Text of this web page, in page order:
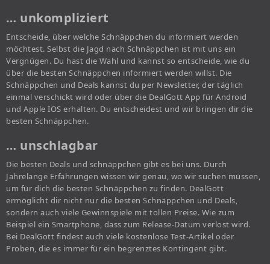
… unkompliziert
Entscheide, über welche Schnäppchen du informiert werden
möchtest. Selbst die Jagd nach Schnäppchen ist mit uns ein
Vergnügen. Du hast die Wahl und kannst so entscheide, wie du
über die besten Schnäppchen informiert werden willst. Die
Schnäppchen und Deals kannst du per Newsletter, der täglich
einmal verschickt wird oder über die DealGott App für Android
und Apple IOS erhalten. Du entscheidest und wir bringen dir die
besten Schnäppchen.
… unschlagbar
Die besten Deals und schnäppchen gibt es bei uns. Durch
Jahrelange Erfahrungen wissen wir genau, wo wir suchen müssen,
um für dich die besten Schnäppchen zu finden. DealGott
ermöglicht dir nicht nur die besten Schnäppchen und Deals,
sondern auch viele Gewinnspiele mit tollen Preise. Wie zum
Beispiel ein Smartphone, dass zum Release-Datum verlost wird.
Bei DealGott findest auch viele kostenlose Test-Artikel oder
Proben, die es immer für ein begrenztes Kontingent gibt.